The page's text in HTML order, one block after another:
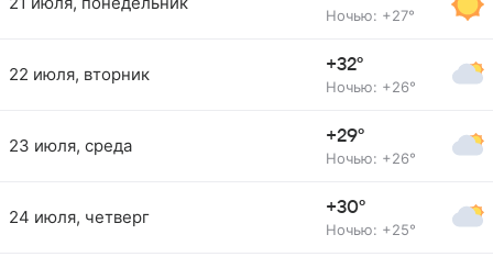
Ночью: +27°
22 июля, вторник +32°
Ночью: +26°
23 июля, среда +29°
Ночью: +26°
24 июля, четверг +30°
Ночью: +25°